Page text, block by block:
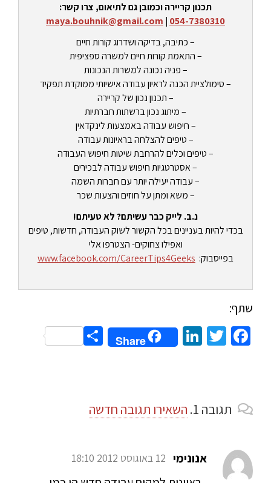
תכנון קריירה וכמובן גם לתיאום, צרו קשר:
054-7380310
|
maya.bouhnik@gmail.com
– כתיבה, בדיקה ושדרוג קורות חיים
– התאמת קורות חיים למשרה ספציפית
– פניה נכונה למשרות הנכונות
– סימולציית הכנה לראיון עבודה אישיותי ממוקדת תפקיד
– תכנון נכון של קריירה
– מיתוג נכון ברשתות חברתיות
– חיפוש עבודה באמצעות לינקדאין
– טיפים להצלחה בראיונות עבודה
– טיפים וכלים להרחבת שיטות חיפוש העבודה
– אסטרטגיות חיפוש עבודה לבכירים
– עבודה יעילה יותר עם חברות השמה
– משא ומתן על חוזים והצעות שכר
נ.ב. לייק כבר עשיתם? לא טעיתם!
בכדי להיות בעניינים בכל הקשור לשוק העבודה, חדשות, טיפים
ואפילו צחוקים- הצטרפו אלי
בפייסבוק: www.facebook.com/CareerTips4Geeks
שתף:
Facebook
Twitter
LinkedIn
Share
Share
תגובה השאירו תגובה חדשה
אנונימי 12 באוגוסט 2012 18:10